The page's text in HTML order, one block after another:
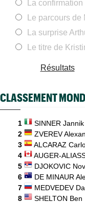
Jeunes
Coupe Galéa :
d’Europe
Stefanos Tsitsipas
ATP - Montréal
Combien touchent
Tous les
Luca Van Assche :
l’année"
La
Le parcours
La surprise
Le titre de
Résultats
CLASSEMENT
1 SINNER Jannik
2
ZVEREV
3
ALCARAZ
4
AUGER-
5
DJOKOVIC
6
DE MINAUR
7
MEDVEDEV
8
SHELTON Ben